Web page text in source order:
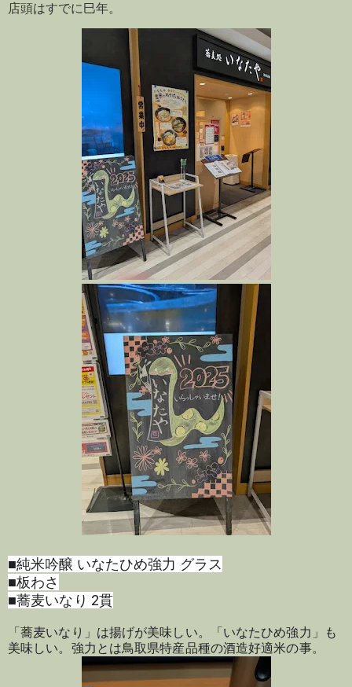
店頭はすでに巳年。
■純米吟醸 いなたひめ強力 グラス
■板わさ
■蕎麦いなり 2貫
「蕎麦いなり」は揚げが美味しい。「いなたひめ強力」も
美味しい。強力とは鳥取県特産品種の酒造好適米の事。